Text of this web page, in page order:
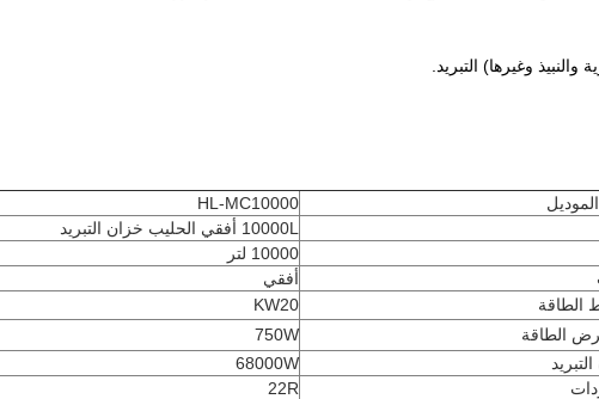
HL-MC10000
10000L أفقي الحليب خزان التبريد
10000 لتر
أفقي
الطاقة
KW20
الطاقة
750W
68000W
22R